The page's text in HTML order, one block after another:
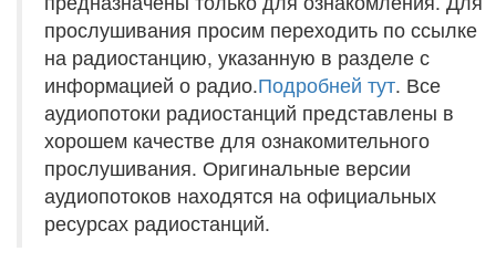
прослушивания просим переходить по ссылке
на радиостанцию, указанную в разделе с
информацией о радио.Подробней тут. Все
аудиопотоки радиостанций представлены в
хорошем качестве для ознакомительного
прослушивания. Оригинальные версии
аудиопотоков находятся на официальных
ресурсах радиостанций.